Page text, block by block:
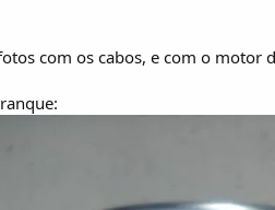
com os cabos, e com o motor